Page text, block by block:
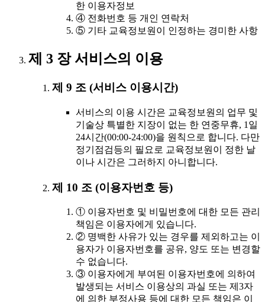
한 이용자정보
④ 전화번호 등 개인 연락처
⑤ 기타 교육정보원이 인정하는 경미한 사항
제 3 장 서비스의 이용
제 9 조 (서비스 이용시간)
서비스의 이용 시간은 교육정보원의 업무 및
기술상 특별한 지장이 없는 한 연중무휴, 1일
24시간(00:00-24:00)을 원칙으로 합니다. 다만
정기점검등의 필요로 교육정보원이 정한 날
이나 시간은 그러하지 아니합니다.
제 10 조 (이용자번호 등)
① 이용자번호 및 비밀번호에 대한 모든 관리
책임은 이용자에게 있습니다.
② 명백한 사유가 있는 경우를 제외하고는 이
용자가 이용자번호를 공유, 양도 또는 변경할
수 없습니다.
③ 이용자에게 부여된 이용자번호에 의하여
발생되는 서비스 이용상의 과실 또는 제3자
에 의한 부정사용 등에 대한 모든 책임은 이